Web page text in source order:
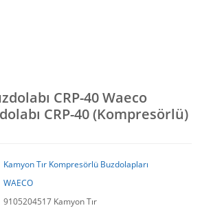
CRP-40 Waeco
CRP-40 (Kompresörlü)
Kamyon Tır Kompresörlü Buzdolapları
WAECO
9105204517 Kamyon Tır